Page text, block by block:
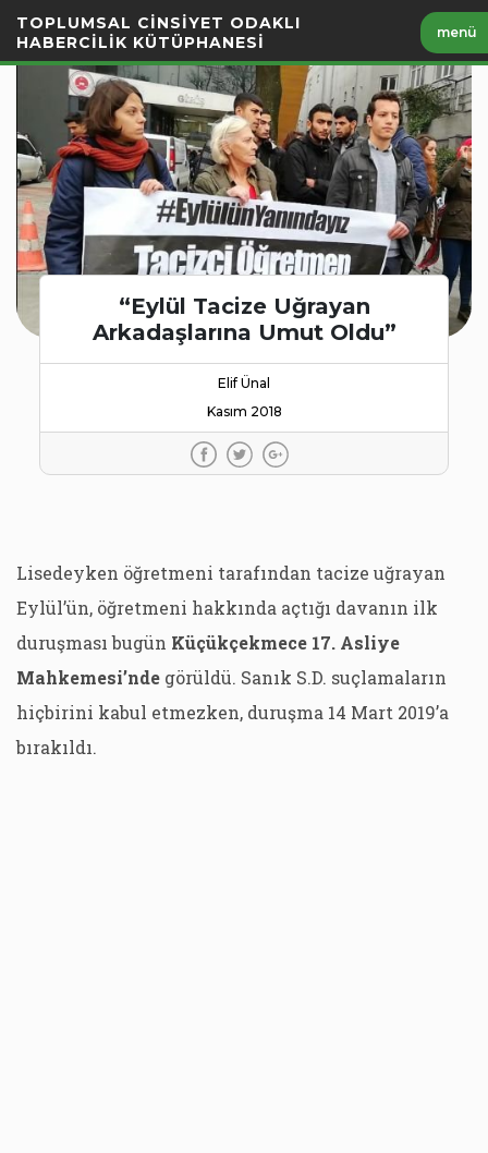
Geç
TOPLUMSAL CİNSİYET ODAKLI
HABERCİLİK KÜTÜPHANESİ
menü
“Eylül Tacize Uğrayan
Arkadaşlarına Umut Oldu”
Elif Ünal
Kasım 2018
Lisedeyken öğretmeni tarafından tacize uğrayan
Eylül’ün, öğretmeni hakkında açtığı davanın ilk
duruşması bugün Küçükçekmece 17. Asliye
Mahkemesi’nde görüldü. Sanık S.D. suçlamaların
hiçbirini kabul etmezken, duruşma 14 Mart 2019’a
bırakıldı.